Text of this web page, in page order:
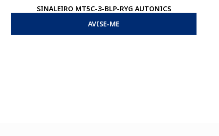
SINALEIRO MT5C-3-BLP-RYG AUTONICS
AVISE-ME